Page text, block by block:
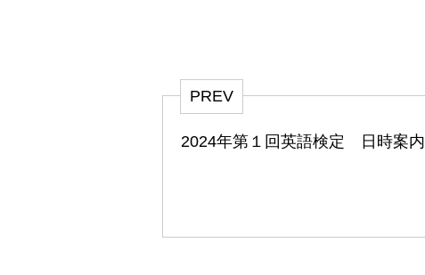
PREV
2024年第１回英語検定 日時案内